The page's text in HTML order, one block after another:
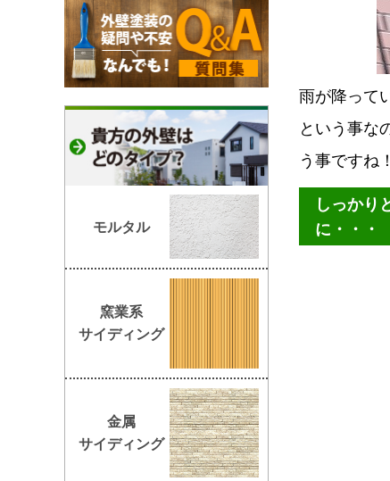
雨が降って
という事な
う事ですね！
しっかり
に・・・
モルタル
窯業系
サイディング
金属
サイディング